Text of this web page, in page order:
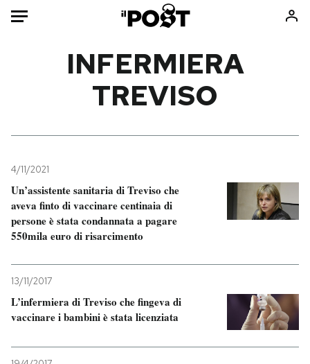
Mondo
Tecnologia
Internet
Scienza
Cultura
Sport
Libri
Ok Boomer!
INFERMIERA
TREVISO
4/11/2021
Un’assistente sanitaria di Treviso che
aveva finto di vaccinare centinaia di
persone è stata condannata a pagare
550mila euro di risarcimento
13/11/2017
L’infermiera di Treviso che fingeva di
vaccinare i bambini è stata licenziata